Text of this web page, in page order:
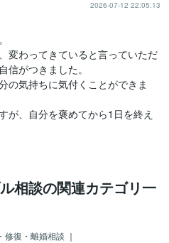
2026-07-12 22:05:13
変わってきていると言っていただ
信がつきました。
の気持ちに気付くことができま
が、自分を褒めてから1日を終え
相談の関連カテゴリ一
修復・離婚相談 ｜